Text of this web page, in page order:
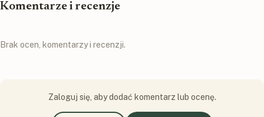
Komentarze i recenzje
Brak ocen, komentarzy i recenzji.
Zaloguj się, aby dodać komentarz lub ocenę.